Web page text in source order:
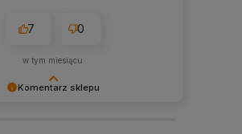
Komentarz sklepu
7 0
w tym miesiącu